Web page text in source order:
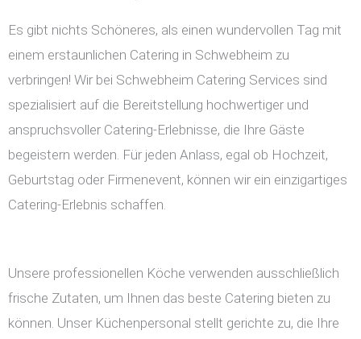
Es gibt nichts Schöneres, als einen wundervollen Tag mit
einem erstaunlichen Catering in Schwebheim zu
verbringen! Wir bei Schwebheim Catering Services sind
spezialisiert auf die Bereitstellung hochwertiger und
anspruchsvoller Catering-Erlebnisse, die Ihre Gäste
begeistern werden. Für jeden Anlass, egal ob Hochzeit,
Geburtstag oder Firmenevent, können wir ein einzigartiges
Catering-Erlebnis schaffen.
Unsere professionellen Köche verwenden ausschließlich
frische Zutaten, um Ihnen das beste Catering bieten zu
können. Unser Küchenpersonal stellt gerichte zu, die Ihre